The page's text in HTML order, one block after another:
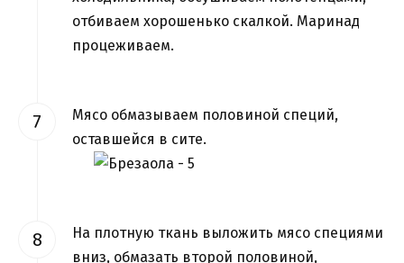
отбиваем хорошенько скалкой. Маринад
процеживаем.
Мясо обмазываем половиной специй,
оставшейся в сите.
На плотную ткань выложить мясо специями
вниз, обмазать второй половиной,